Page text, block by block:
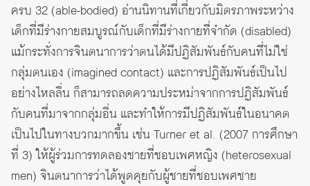
ครบ 32 (able-bodied) อ่านนิทานที่เกี่ยวกับมิตรภาพระหว่าง
เด็กที่มีร่างกายสมบูรณ์กับเด็กที่มีร่างกายที่จำกัด (disabled)
แม้กระทั่งการจินตนาการว่าตนได้มีปฏิสัมพันธ์กับคนที่ไม่ใช่
กลุ่มตนเอง (imagined contact) และการปฏิสัมพันธ์เป็นไป
อย่างไหลลื่น ก็สามารถลดความประหม่าจากการปฏิสัมพันธ์
กับคนที่มาจากกลุ่มอื่น และทำให้การมีปฏิสัมพันธ์ในอนาคต
เป็นไปในทางบวกมากขึ้น เช่น Turner et al. (2007 การศึกษา
ที่ 3) ให้ผู้ร่วมการทดลองชายที่ชอบเพศหญิง (heterosexual
men) จินตนาการว่าได้พูดคุยกับผู้ชายที่ชอบเพศชาย